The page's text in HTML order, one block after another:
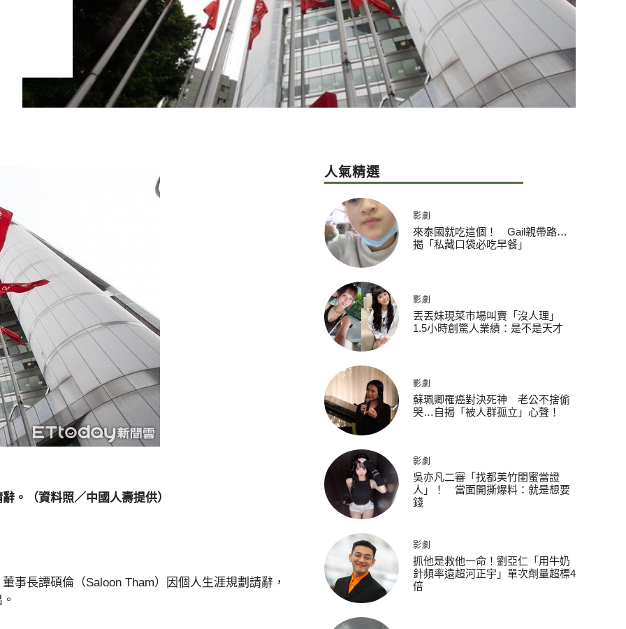
。（資料照／中國人壽提供）
事長譚碩倫（Saloon Tham）因個人生涯規劃請辭，
人氣精選
影劇
來泰國就吃這個！ Gail親帶路…
揭「私藏口袋必吃早餐」
影劇
丟丟妹現菜市場叫賣「沒人理」
1.5小時創驚人業績：是不是天才
影劇
蘇珮卿罹癌對決死神 老公不捨偷
哭…自揭「被人群孤立」心聲！
影劇
吳亦凡二審「找都美竹閨蜜當證
人」！ 當面開撕爆料：就是想要
錢
影劇
抓他是救他一命！劉亞仁「用牛奶
針頻率遠超河正宇」單次劑量超標4
倍